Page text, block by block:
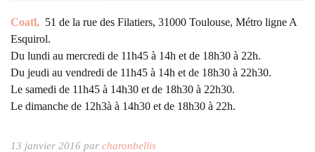
Coatl, 51 de la rue des Filatiers, 31000 Toulouse, Métro ligne A
Esquirol.
Du lundi au mercredi de 11h45 à 14h et de 18h30 à 22h.
Du jeudi au vendredi de 11h45 à 14h et de 18h30 à 22h30.
Le samedi de 11h45 à 14h30 et de 18h30 à 22h30.
Le dimanche de 12h3à à 14h30 et de 18h30 à 22h.
13 janvier 2016 par charonbellis